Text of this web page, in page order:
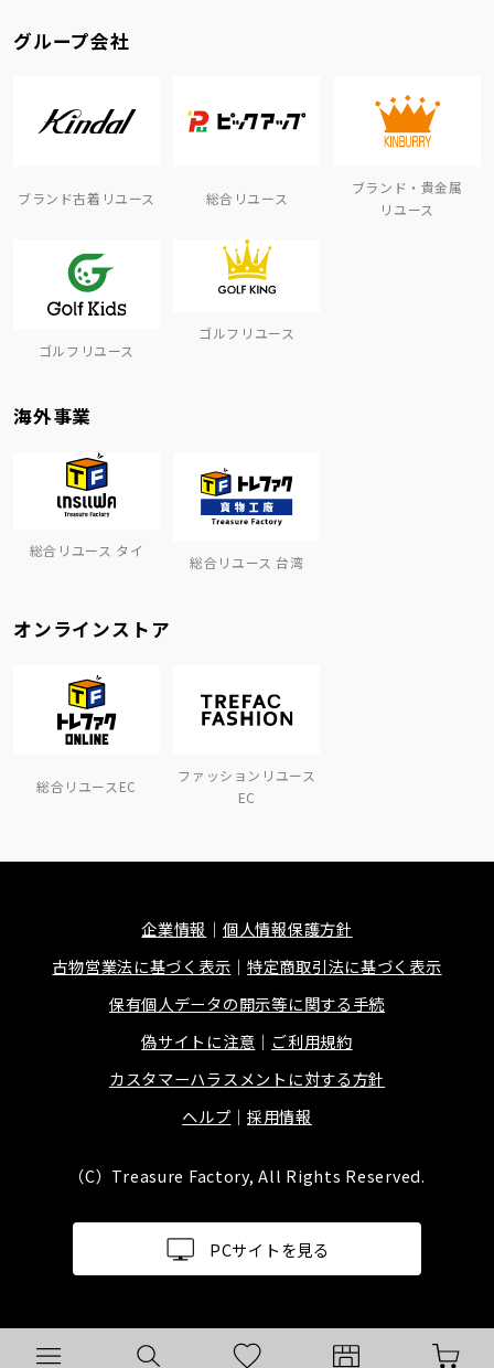
グループ会社
ブランド古着リユース 総合リユース
ブランド・貴金属
リユース
ゴルフリユース
ゴルフリユース
海外事業
総合リユース タイ
総合リユース 台湾
オンラインストア
総合リユースEC
ファッションリユース
EC
企業情報
個人情報保護方針
古物営業法に基づく表示
特定商取引法に基づく表示
保有個人データの開示等に関する手続
偽サイトに注意
ご利用規約
カスタマーハラスメントに対する方針
ヘルプ
採用情報
（C）Treasure Factory, All Rights Reserved.
PCサイトを見る